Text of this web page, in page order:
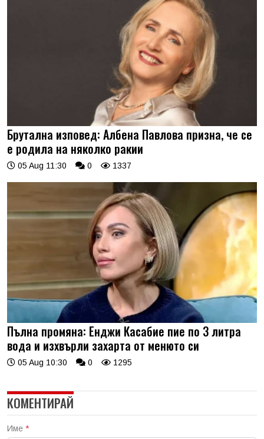
Брутална изповед: Албена Павлова призна, че се
е родила на няколко ракии
05 Aug 11:30 0 1337
Пълна промяна: Енджи Касабие пие по 3 литра
вода и изхвърли захарта от менюто си
05 Aug 10:30 0 1295
КОМЕНТИРАЙ
Име *